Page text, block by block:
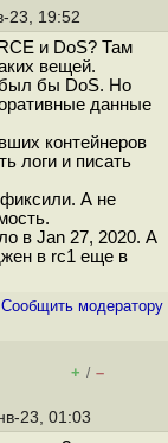
23, 19:52
и DoS? Там
вещей.
бы DoS. Но
данные
контейнеров
логи и писать
А не
в Jan 27, 2020. А
в rc1 еще в
Cообщить модератору
+ / –
23, 01:03